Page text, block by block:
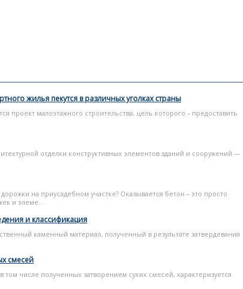
жилья пекутся в различных уголках страны
проект малоэтажного строительства, цель которого – предоставить
отделки конструктивных элементов зданий и сооружений —
на приусадебном участке? Оказывается бетон – это просто
и элеме...
и классификация
каменный материал, полученный в результате затвердевания
смесей
числе полученных затворением сухих смесей, характеризуется